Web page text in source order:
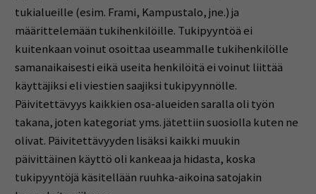
tukialueille (esim. Frami, Kampustalo, jne.) ja
määrittelemään tukihenkilöille. Tukipyyntöä ei
kuitenkaan voinut osoittaa useammalle tukihenkilölle
samanaikaisesti eikä useita henkilöitä ei voinut liittää
käyttäjiksi eli viestien saajiksi tukipyynnölle.
Päivitettävyys kaikkien osa-alueiden saralla oli työn
takana, joten kategoriat yms. jätettiin suosiolla kuten ne
olivat. Päivitettävyyden lisäksi kaikki muukin
päivittäinen käyttö oli kankeaa ja hidasta, koska
tukipyyntöjä käsitellään ruuhka-aikoina satojakin